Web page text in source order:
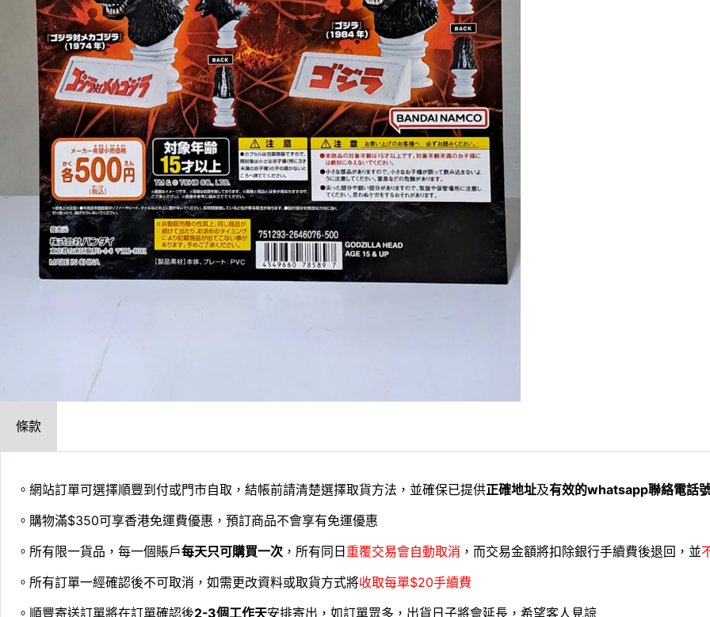
條款
。網站訂單可選擇順豐到付或門市自取，結帳前請清楚選擇取貨方法，並確保已提供正確地址及有效的whatsapp聯絡電話
。購物滿$350可享香港免運費優惠，預訂商品不會享有免運優惠
。所有限一貨品，每一個賬戶每天只可購買一次 ，所有同日 重覆交易會自動取消 ，而交易金額將扣除銀行手續費後退回，並
。所有訂單一經確認後不可取消，如需更改資料或取貨方式將收取每單$20手續費
。順豐寄送訂單將在訂單確認後2-3個工作天安排寄出，如訂單眾多，出貨日子將會延長，希望客人見諒